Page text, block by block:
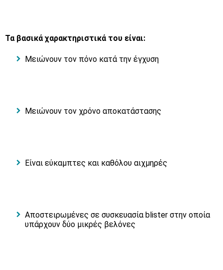
Τα βασικά χαρακτηριστικά του είναι:
Μειώνουν τον πόνο κατά την έγχυση
Μειώνουν τον χρόνο αποκατάστασης
Είναι εύκαμπτες και καθόλου αιχμηρές
Αποστειρωμένες σε συσκευασία blister στην οποία
υπάρχουν δύο μικρές βελόνες